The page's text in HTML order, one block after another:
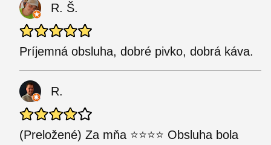
R. Š.
Príjemná obsluha, dobré pivko, dobrá káva.
R.
(Preložené) Za mňa ⭐️⭐️⭐️⭐️ Obsluha bola